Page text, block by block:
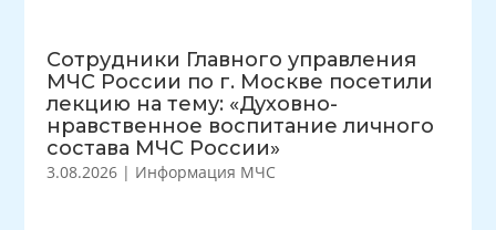
Сотрудники Главного управления
МЧС России по г. Москве посетили
лекцию на тему: «Духовно-
нравственное воспитание личного
состава МЧС России»
3.08.2026 | Информация МЧС